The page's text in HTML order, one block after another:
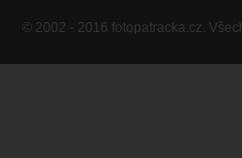
© 2002 - 2016 fotopatracka.cz.